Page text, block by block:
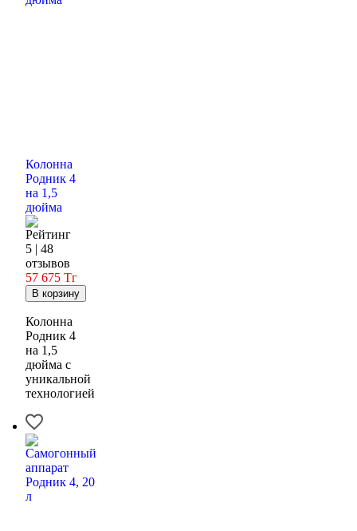
Колонна
Родник 4
на 1,5
дюйма
5 | 48
отзывов
57 675 Тг
Колонна
Родник 4
на 1,5
дюйма с
уникальной
технологией